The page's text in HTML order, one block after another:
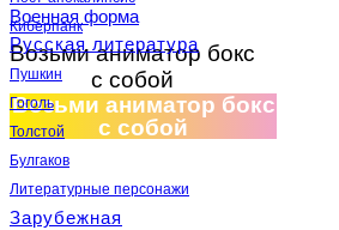
Киберпанк
Возьми аниматор бокс
с собой
Возьми аниматор бокс
с собой
Военная форма
Русская литература
Пушкин
Гоголь
Толстой
Булгаков
Литературные персонажи
Зарубежная